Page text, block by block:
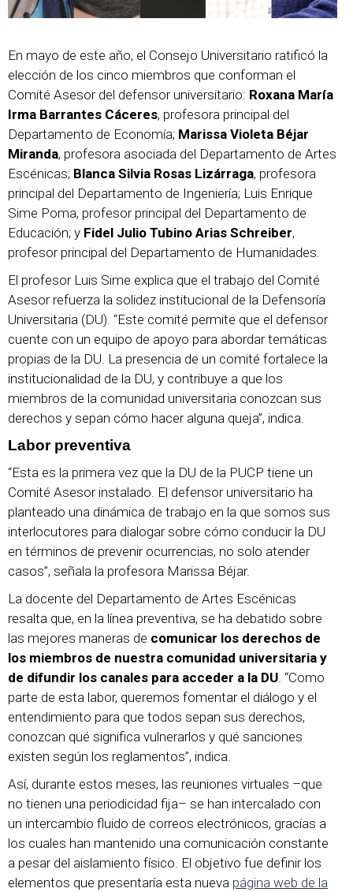
En mayo de este año, el Consejo Universitario ratificó la
elección de los cinco miembros que conforman el
Comité Asesor del defensor universitario: Roxana María
Irma Barrantes Cáceres, profesora principal del
Departamento de Economía; Marissa Violeta Béjar
Miranda, profesora asociada del Departamento de Artes
Escénicas; Blanca Silvia Rosas Lizárraga, profesora
principal del Departamento de Ingeniería; Luis Enrique
Sime Poma, profesor principal del Departamento de
Educación; y Fidel Julio Tubino Arias Schreiber,
profesor principal del Departamento de Humanidades.
El profesor Luis Sime explica que el trabajo del Comité
Asesor refuerza la solidez institucional de la Defensoría
Universitaria (DU). “Este comité permite que el defensor
cuente con un equipo de apoyo para abordar temáticas
propias de la DU. La presencia de un comité fortalece la
institucionalidad de la DU, y contribuye a que los
miembros de la comunidad universitaria conozcan sus
derechos y sepan cómo hacer alguna queja”, indica.
Labor preventiva
“Esta es la primera vez que la DU de la PUCP tiene un
Comité Asesor instalado. El defensor universitario ha
planteado una dinámica de trabajo en la que somos sus
interlocutores para dialogar sobre cómo conducir la DU
en términos de prevenir ocurrencias, no solo atender
casos”, señala la profesora Marissa Béjar.
La docente del Departamento de Artes Escénicas
resalta que, en la línea preventiva, se ha debatido sobre
las mejores maneras de comunicar los derechos de
los miembros de nuestra comunidad universitaria y
de difundir los canales para acceder a la DU. “Como
parte de esta labor, queremos fomentar el diálogo y el
entendimiento para que todos sepan sus derechos,
conozcan qué significa vulnerarlos y qué sanciones
existen según los reglamentos”, indica.
Así, durante estos meses, las reuniones virtuales –que
no tienen una periodicidad fija– se han intercalado con
un intercambio fluido de correos electrónicos, gracias a
los cuales han mantenido una comunicación constante
a pesar del aislamiento físico. El objetivo fue definir los
elementos que presentaría esta nueva página web de la